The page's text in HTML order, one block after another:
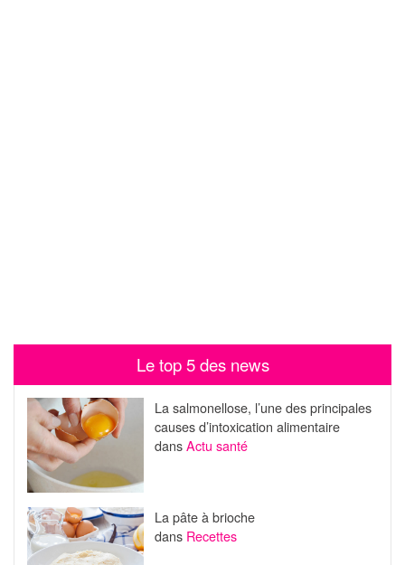
Le top 5 des news
La salmonellose, l’une des principales
causes d’intoxication alimentaire
dansActu santé
La pâte à brioche
dans Recettes